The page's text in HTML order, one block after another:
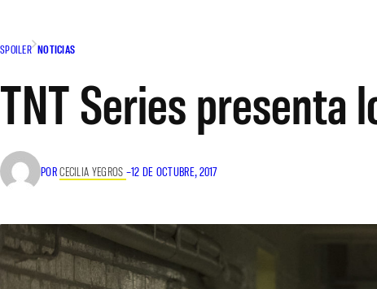
SPOILER NOTICIAS
TNT Series presenta
PORCECILIA YEGROS –12 DE OCTUBRE, 2017